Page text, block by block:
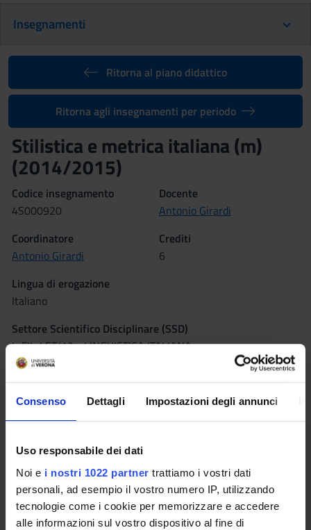
Consenso Dettagli Impostazioni degli annunci
Uso responsabile dei dati
Noi e i nostri 1022 partner trattiamo i vostri dati
personali, ad esempio il vostro numero IP, utilizzando
tecnologie come i cookie per memorizzare e accedere
alle informazioni sul vostro dispositivo al fine di
Insegnamenti
Ritorna al piano didattico
Ritorna agli insegnamenti per periodo
Stilistica e metrica italiana (m)
(2014/2015)
Codice insegnamento
4S000920
Docente
Antonio Girardi
Coordinatore
Antonio Girardi
Crediti
6
Lingua di erogazione
Italiano
Settore Scientifico Disciplinare (SSD)
L-FIL-LET/12 - LINGUISTICA ITALIANA
Periodo
Obiettivi formativi
L’obbiettivo di fondo è quello di affinare i metodi di indagine
stilistica e metrica dei testi poetici, attraverso lo studio